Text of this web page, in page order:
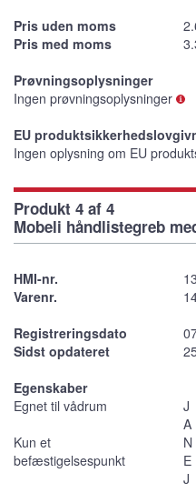
Pris uden moms
Pris med moms
Prøvningsoplysninger
Ingen prøvningsoplysninger
EU
Ingen oplysning om EU
Produkt 4 af 4
Mobeli håndlistegreb
HMI-nr.
Varenr.
Registreringsdato
Sidst opdateret
Egenskaber
Egnet til vådrum
J
A
Kun et
befæstigelsespunkt
N
E
J